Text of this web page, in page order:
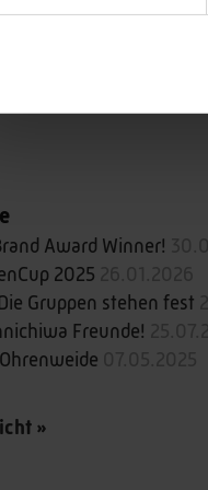
im
Artikel!
Award Winner!
2025
Gruppen stehen fest
Freunde!
»